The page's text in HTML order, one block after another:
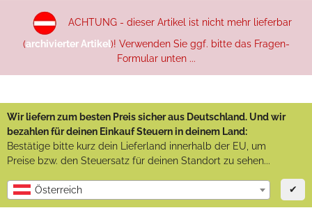
ACHTUNG - dieser Artikel ist nicht mehr lieferbar
(archivierter Artikel)! Verwenden Sie ggf. bitte das Fragen-
Formular unten ...
Wir liefern zum besten Preis sicher aus Deutschland. Und wir
bezahlen für deinen Einkauf Steuern in deinem Land:
Bestätige bitte kurz dein Lieferland innerhalb der EU, um
Preise bzw. den Steuersatz für deinen Standort zu sehen...
Österreich ✔